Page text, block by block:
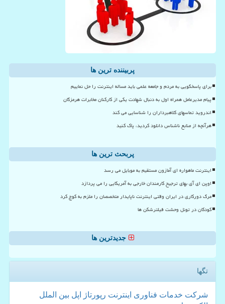
پربیننده ترین ها
برای پاسخگویی به مردم و جامعه علمی باید مساله اینترنت را حل نماییم
پیام مدیرعامل همراه اول به دنبال شهادت یکی از کارکنان مخابرات هرمزگان
اندروید تماسهای کلاهبرداران را شناسایی می کند
هرآنچه از منابع ناشناس دانلود کردید، پاک کنید
پربحث ترین ها
اینترنت ماهواره ای آمازون مستقیم به موبایل می رسد
اوپن ای آی بهای ترجیح کارمندان خارجی به آمریکایی را می پردازد
مرگ دورکاری در ایران وقتی اینترنت ناپایدار متخصصان را ملزم به کوچ کرد
کودکان در تونل وحشت فیلترشکن ها
جدیدترین ها
تگها
شركت خدمات فناوری اینترنت رپورتاژ اپل بین الملل